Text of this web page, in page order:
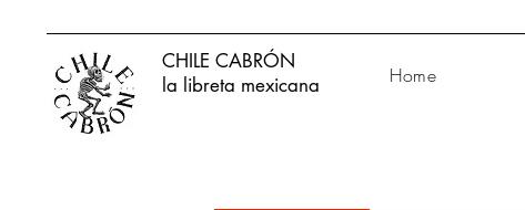
CHILE CABRÓN
la libreta mexicana
Home